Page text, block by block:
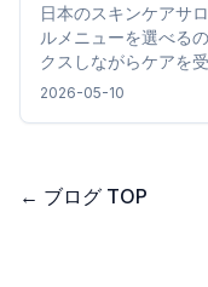
日本のスキンケアサ
ルメニューを選べる
クスしながらケアを
の雰囲気を確認して
2026-05-10
← ブログ TOP